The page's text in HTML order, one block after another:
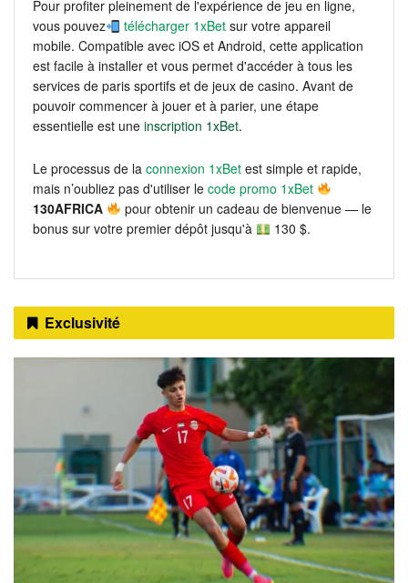
Pour profiter pleinement de l'expérience de jeu en ligne,
vous pouvez
télécharger 1xBet sur votre appareil
mobile. Compatible avec iOS et Android, cette application
est facile à installer et vous permet d'accéder à tous les
services de paris sportifs et de jeux de casino. Avant de
pouvoir commencer à jouer et à parier, une étape
essentielle est une inscription 1xBet.
Le processus de la connexion 1xBet est simple et rapide,
mais n’oubliez pas d'utiliser le code promo 1xBet
130AFRICA
pour obtenir un cadeau de bienvenue — le
bonus sur votre premier dépôt jusqu'à
130 $.
Exclusivité